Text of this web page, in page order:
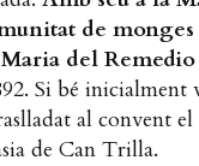
de monges
del
Si bé
al convent
de Can Trilla.